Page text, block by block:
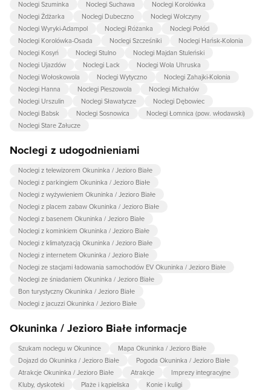
Noclegi Szuminka
Noclegi Suchawa
Noclegi Korolówka
Noclegi Żdżarka
Noclegi Dubeczno
Noclegi Wołczyny
Noclegi Wyryki-Adampol
Noclegi Różanka
Noclegi Połód
Noclegi Korolówka-Osada
Noclegi Szcześniki
Noclegi Hańsk-Kolonia
Noclegi Kosyń
Noclegi Stulno
Noclegi Majdan Stuleński
Noclegi Ujazdów
Noclegi Lack
Noclegi Wola Uhruska
Noclegi Wołoskowola
Noclegi Wytyczno
Noclegi Zahajki-Kolonia
Noclegi Hanna
Noclegi Pieszowola
Noclegi Michałów
Noclegi Urszulin
Noclegi Sławatycze
Noclegi Dębowiec
Noclegi Babsk
Noclegi Sosnowica
Noclegi Łomnica (pow. włodawski)
Noclegi Stare Załucze
Noclegi z udogodnieniami
Noclegi z telewizorem Okuninka / Jezioro Białe
Noclegi z parkingiem Okuninka / Jezioro Białe
Noclegi z wyżywieniem Okuninka / Jezioro Białe
Noclegi z placem zabaw Okuninka / Jezioro Białe
Noclegi z basenem Okuninka / Jezioro Białe
Noclegi z kominkiem Okuninka / Jezioro Białe
Noclegi z klimatyzacją Okuninka / Jezioro Białe
Noclegi z internetem Okuninka / Jezioro Białe
Noclegi ze stacjami ładowania samochodów EV Okuninka / Jezioro Białe
Noclegi ze śniadaniem Okuninka / Jezioro Białe
Bon turystyczny Okuninka / Jezioro Białe
Noclegi z jacuzzi Okuninka / Jezioro Białe
Okuninka / Jezioro Białe informacje
Szukam noclegu w Okunince
Mapa Okuninka / Jezioro Białe
Dojazd do Okuninka / Jezioro Białe
Pogoda Okuninka / Jezioro Białe
Atrakcje Okuninka / Jezioro Białe
Atrakcje
Imprezy integracyjne
Kluby, dyskoteki
Plaże i kąpieliska
Konie i kuligi